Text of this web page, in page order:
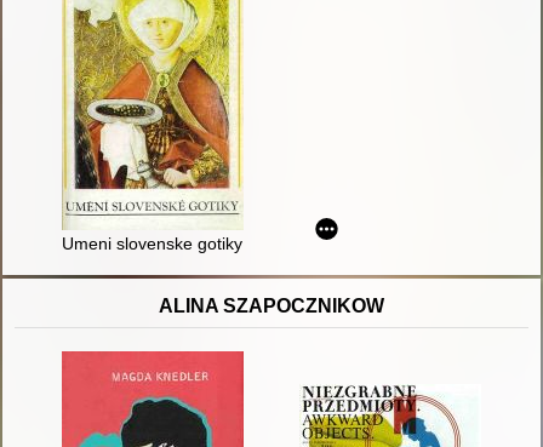
Umeni slovenske gotiky ze sbirek Slovenske narodni galerie
ALINA SZAPOCZNIKOW